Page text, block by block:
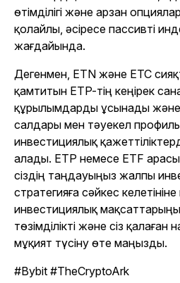
өтімділігі және арзан
қолайлы, әсіресе пассивті
жағдайында.
Дегенмен, ETN және ETC
қамтитын ETP-тің кеңірек
құрылымдарды ұсынады және
салдары мен тәуекел
инвестициялық
алады. ETP немесе ETF
сіздің таңдауыңыз жалпы
стратегияға сәйкес
инвестициялық
төзімділікті және сіз
мұқият түсіну өте маңызды.
#Bybit #TheCryptoArk